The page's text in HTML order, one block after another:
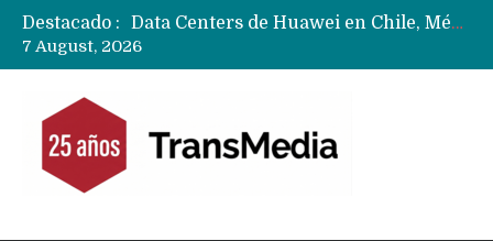
Destacado :
Data Centers de Huawei en Chile, México, Brasil,Perú y Argentina podrían verse afectados por arremetida de EE.UU
7 August, 2026